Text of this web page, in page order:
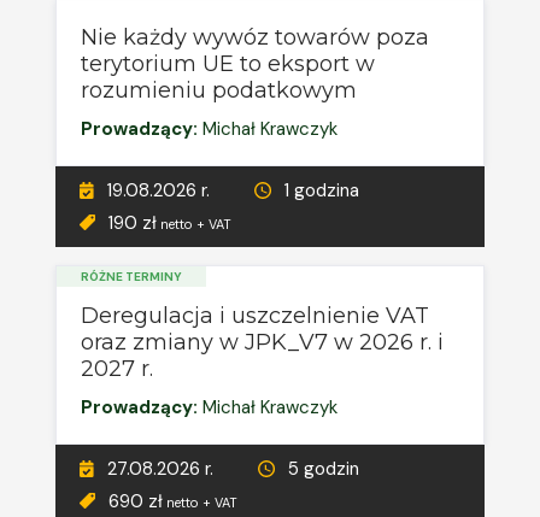
Nie każdy wywóz towarów poza
terytorium UE to eksport w
rozumieniu podatkowym
Prowadzący: Michał Krawczyk
19.08.2026 r.
1 godzina
190 zł netto + VAT
RÓŻNE TERMINY
Deregulacja i uszczelnienie VAT
oraz zmiany w JPK_V7 w 2026 r. i
2027 r.
Prowadzący: Michał Krawczyk
27.08.2026 r.
5 godzin
690 zł netto + VAT